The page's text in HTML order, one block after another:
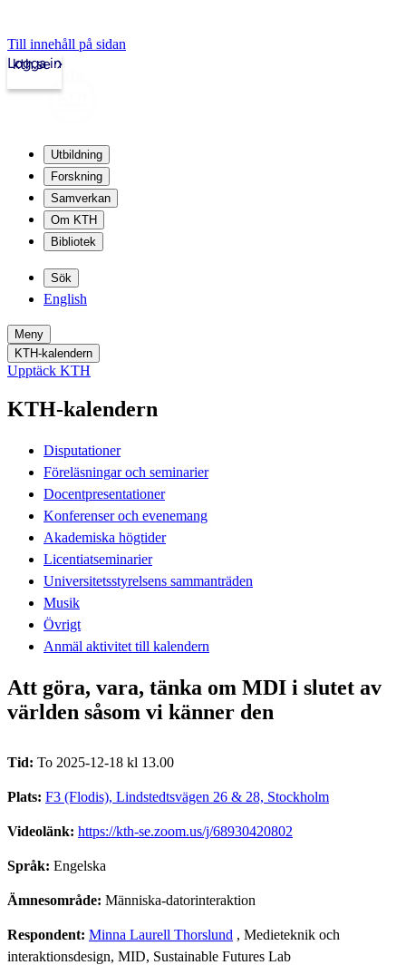
Till innehåll på sidan
kth.se
Logga in
Utbildning
Forskning
Samverkan
Om KTH
Bibliotek
Sök
English
Meny
KTH-kalendern
Upptäck KTH
KTH-kalendern
Disputationer
Föreläsningar och seminarier
Docentpresentationer
Konferenser och evenemang
Akademiska högtider
Licentiatseminarier
Universitetsstyrelsens sammanträden
Musik
Övrigt
Anmäl aktivitet till kalendern
Att göra, vara, tänka om MDI i slutet av
världen såsom vi känner den
Tid: To 2025-12-18 kl 13.00
Plats: F3 (Flodis), Lindstedtsvägen 26 & 28, Stockholm
Videolänk: https://kth-se.zoom.us/j/68930420802
Språk: Engelska
Ämnesområde: Människa-datorinteraktion
Respondent: Minna Laurell Thorslund , Medieteknik och
interaktionsdesign, MID, Sustainable Futures Lab